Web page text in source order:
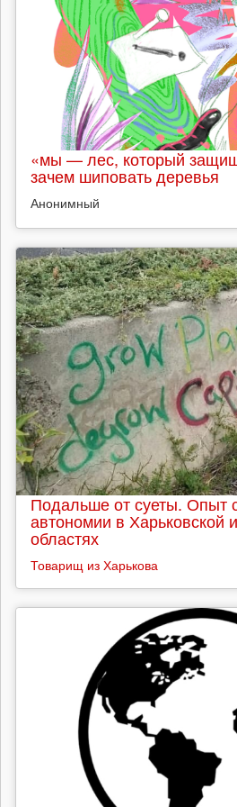
«мы — лес, который
зачем шиповать деревья
Анонимный
Подальше от суеты. Опыт
автономии в Харьковской
областях
Товарищ из Харькова